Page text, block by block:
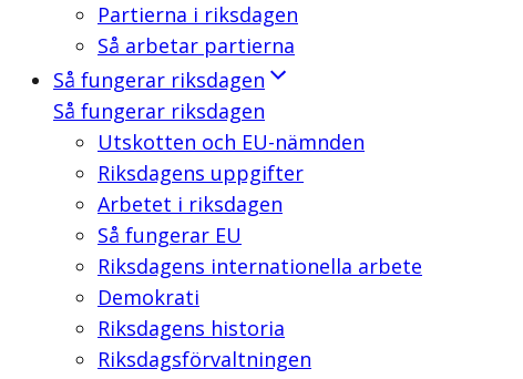
Partierna i riksdagen
Så arbetar partierna
Så fungerar riksdagen
Så fungerar riksdagen
Utskotten och EU-nämnden
Riksdagens uppgifter
Arbetet i riksdagen
Så fungerar EU
Riksdagens internationella arbete
Demokrati
Riksdagens historia
Riksdagsförvaltningen